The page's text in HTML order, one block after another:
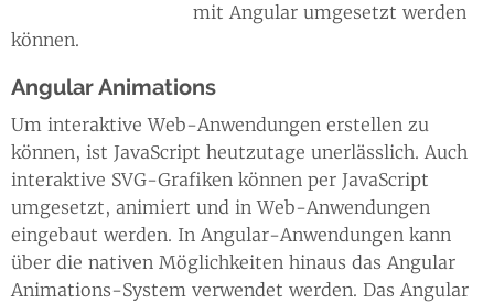
mit Angular umgesetzt werden
können.
Angular Animations
Um interaktive Web-Anwendungen erstellen zu
können, ist JavaScript heutzutage unerlässlich. Auch
interaktive SVG-Grafiken können per JavaScript
umgesetzt, animiert und in Web-Anwendungen
eingebaut werden. In Angular-Anwendungen kann
über die nativen Möglichkeiten hinaus das Angular
Animations-System verwendet werden. Das Angular